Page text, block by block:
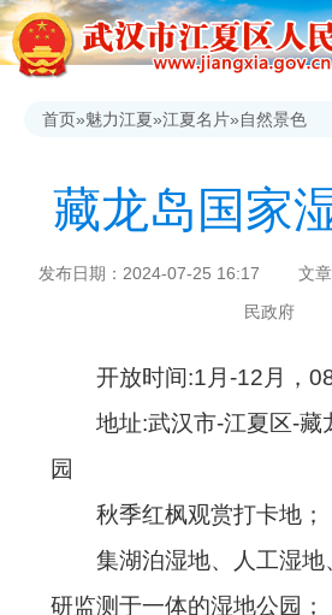
首页»魅力江夏»江夏名片»自然景色
藏龙岛国家
发布日期：2024-07-25 16:17 文章
民政府
开放时间:1月-12月，
地址:武汉市-江夏区-藏
园
秋季红枫观赏打卡地；
集湖泊湿地、人工湿
研监测于一体的湿地公园；